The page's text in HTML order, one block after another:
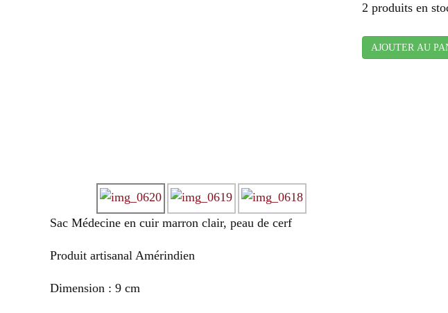
2 produits en
AJOUTER AU
Sac Médecine en cuir marron clair, peau de cerf
Produit artisanal Amérindien
Dimension : 9 cm